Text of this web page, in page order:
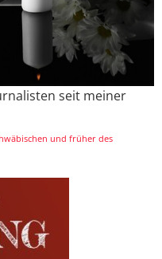
seit meiner
und früher des